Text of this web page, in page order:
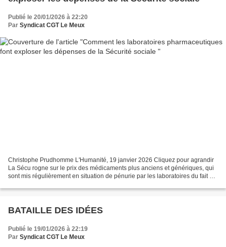
Publié le 20/01/2026 à 22:20
Par Syndicat CGT Le Meux
Christophe Prudhomme L'Humanité, 19 janvier 2026 Cliquez pour agrandir
La Sécu rogne sur le prix des médicaments plus anciens et génériques, qui
sont mis régulièrement en situation de pénurie par les laboratoires du fait de
BATAILLE DES IDÉES
Publié le 19/01/2026 à 22:19
Par Syndicat CGT Le Meux